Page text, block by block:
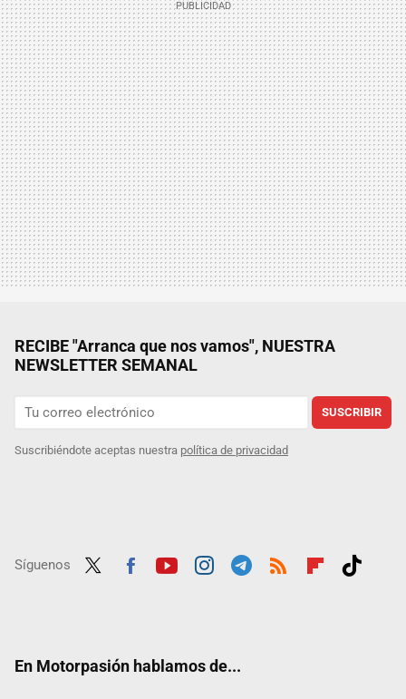
RECIBE "Arranca que nos vamos", NUESTRA
NEWSLETTER SEMANAL
SUSCRIBIR
Suscribiéndote aceptas nuestra política de privacidad
Síguenos
En Motorpasión hablamos de...